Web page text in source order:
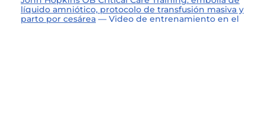
líquido amniótico, protocolo de transfusión masiva y
parto por cesárea — Video de entrenamiento en el